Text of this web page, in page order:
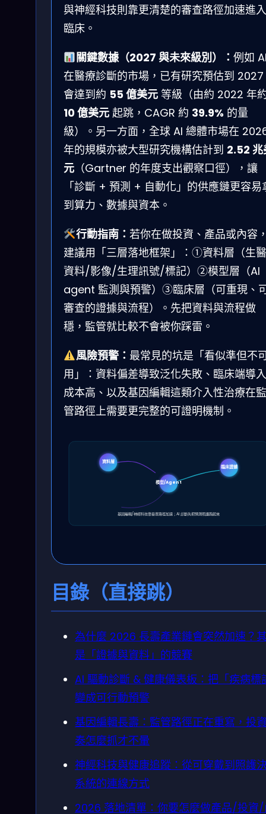
與神經科技則靠更清楚的審查路徑加速進入
臨床。
關鍵數據（2027 與未來級別）： 例如
在醫療診斷的市場，已有研究預估到 2027
會達到約 55 億美元 等級（由約 2022 年
10 億美元 起跳，CAGR 約 39.9% 的量
級）。另一方面，全球 AI 總體市場在
年的規模亦被大型研究機構估計到 2.52 兆
元 （Gartner 的年度支出觀察口徑），讓
「診斷 + 預測 + 自動化」的供應鏈更容易
到算力、數據與資本。
行動指南： 若你在做投資、產品或內容
建議用「三層落地框架」：①資料層（生醫
資料/影像/生理訊號/標記）②模型層（AI
agent 監測與預警）③臨床層（可重現、
審查的證據與流程）。先把資料與流程做
穩，監管就比較不會被你踩雷。
風險預警： 最常見的坑是「看似準但不
用」：資料偏差導致泛化失敗、臨床端導入
成本高、以及基因編輯這類介入性治療在監
管路徑上需要更完整的可證明機制。
資料層
模型/Agent
臨床證據
基因編輯/神經科技靠審查路徑加速；AI 診斷先把預測照護跑起來
目錄（直接跳）
為什麼 2026 長壽產業鏈會突然加速？
是「證據與資料」的競賽
AI 驅動診斷 & 健康儀表板：把「疾病標
變成可行動預警
基因編輯長壽：監管路徑正在重寫，投
奏怎麼抓才不暈
神經科技與健康追蹤：從可穿戴到照護
系統的連線方式
2026 落地清單：你要怎麼做產品/投資